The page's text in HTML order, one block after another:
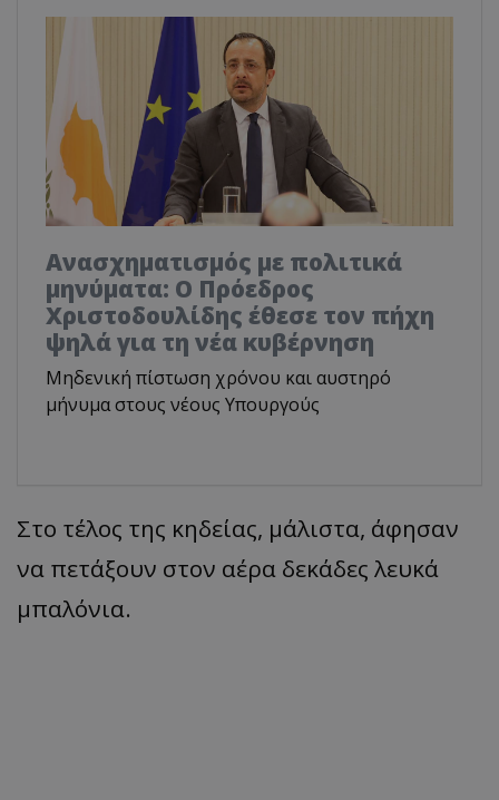
Ανασχηματισμός με πολιτικά
μηνύματα: Ο Πρόεδρος
Χριστοδουλίδης έθεσε τον πήχη
ψηλά για τη νέα κυβέρνηση
Μηδενική πίστωση χρόνου και αυστηρό
μήνυμα στους νέους Υπουργούς
Στο τέλος της κηδείας, μάλιστα, άφησαν
να πετάξουν στον αέρα δεκάδες λευκά
μπαλόνια.